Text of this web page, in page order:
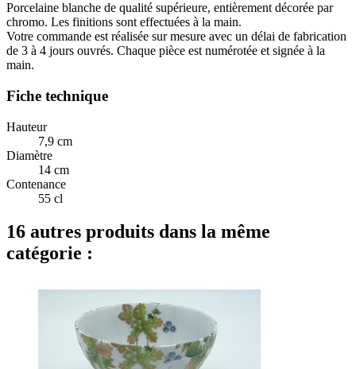
Porcelaine blanche de qualité supérieure, entièrement décorée par
chromo. Les finitions sont effectuées à la main.
Votre commande est réalisée sur mesure avec un délai de fabrication
de 3 à 4 jours ouvrés. Chaque pièce est numérotée et signée à la
main.
Fiche technique
Hauteur
7,9 cm
Diamètre
14 cm
Contenance
55 cl
16 autres produits dans la même
catégorie :